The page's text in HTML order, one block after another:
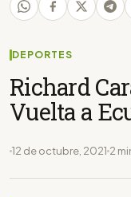
DEPORTES
Richard
Vuelta a
12 de octubre, 2021 2